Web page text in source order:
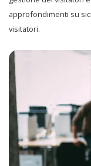
approfondimenti su
visitatori.